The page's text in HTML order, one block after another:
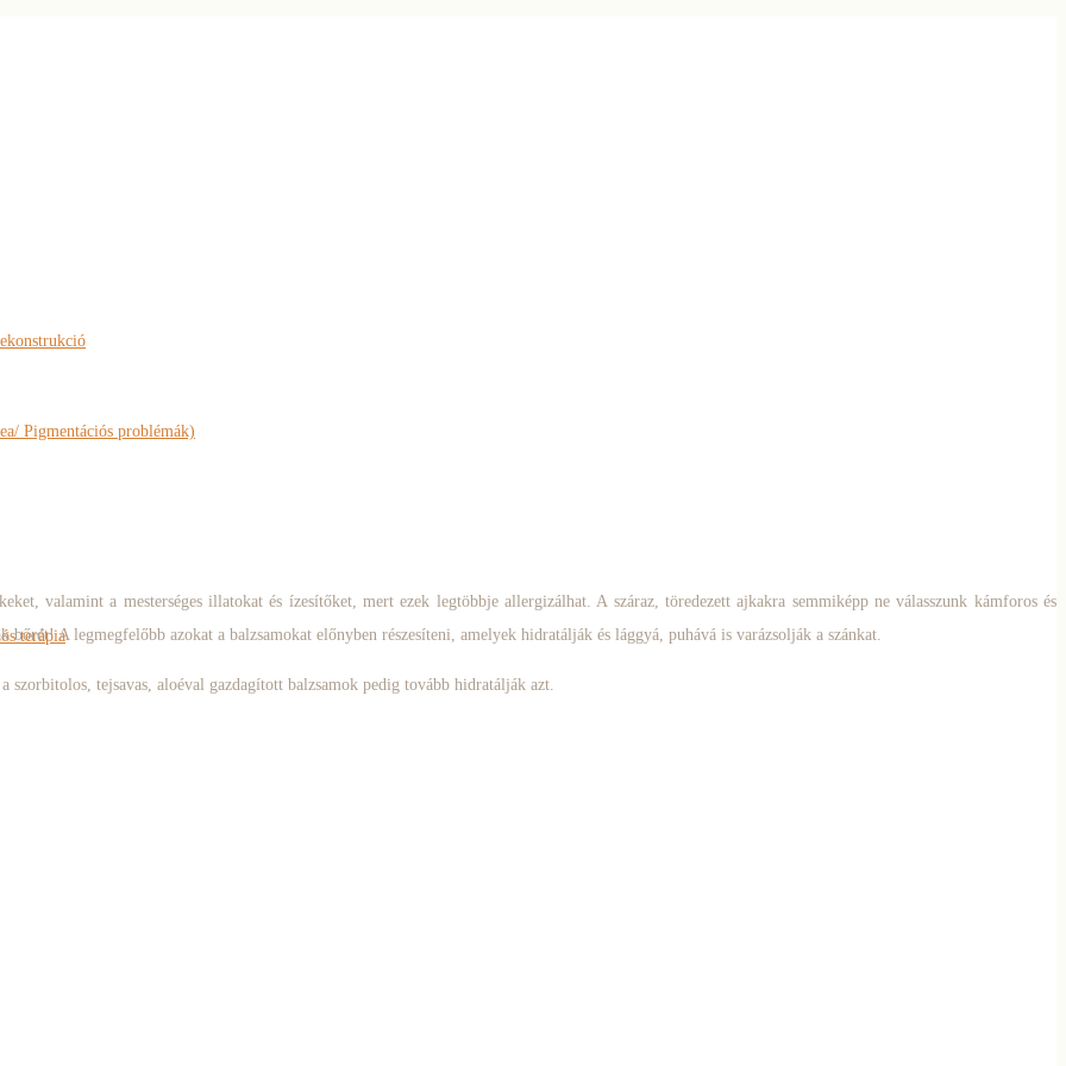
Pigmentációs problémák)
terápia
valamint a mesterséges illatokat és ízesítőket, mert ezek legtöbbje allergizálhat. A száraz, töredezett ajkakra semmiképp ne válasszunk kámforos és
A legmegfelőbb azokat a balzsamokat előnyben részesíteni, amelyek hidratálják és lággyá, puhává is varázsolják a szánkat.
szorbitolos, tejsavas, aloéval gazdagított balzsamok pedig tovább hidratálják azt.